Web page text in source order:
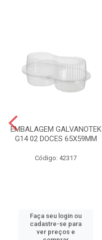
EMBALAGEM GALVANOTEK
G14 02 DOCES 65X59MM
Código: 42317
Faça seu login ou
cadastre-se para
ver preços e